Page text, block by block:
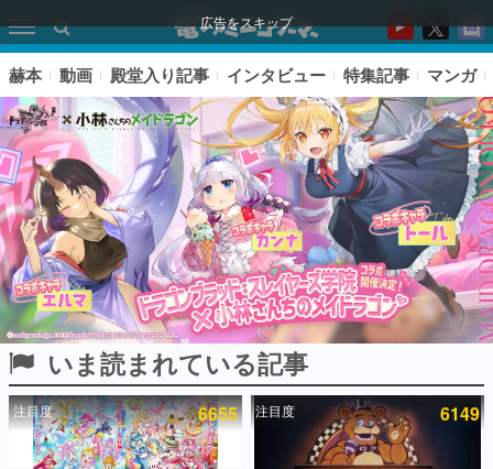
広告をスキップ
ピックアップ
電ファミのいま読まれている記事ランキング
赫本 動画 殿堂入り記事 インタビュー 特集記事 マンガ
いま読まれている記事
注目度 6655 注目度 6149